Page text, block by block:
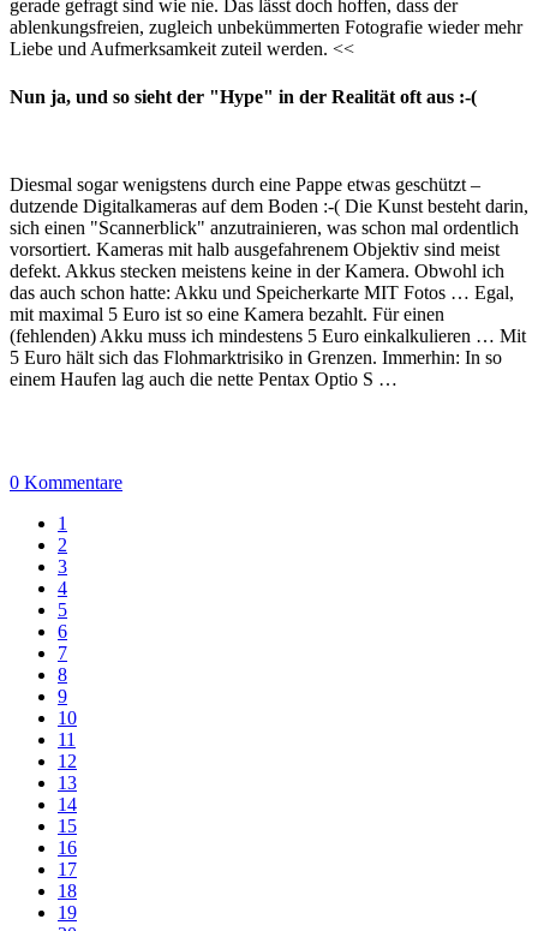
gerade gefragt sind wie nie. Das lässt doch hoffen, dass der
ablenkungsfreien, zugleich unbekümmerten Fotografie wieder mehr
Liebe und Aufmerksamkeit zuteil werden. <<
Nun ja, und so sieht der "Hype" in der Realität oft aus :-(
Diesmal sogar wenigstens durch eine Pappe etwas geschützt –
dutzende Digitalkameras auf dem Boden :-( Die Kunst besteht darin,
sich einen "Scannerblick" anzutrainieren, was schon mal ordentlich
vorsortiert. Kameras mit halb ausgefahrenem Objektiv sind meist
defekt. Akkus stecken meistens keine in der Kamera. Obwohl ich
das auch schon hatte: Akku und Speicherkarte MIT Fotos … Egal,
mit maximal 5 Euro ist so eine Kamera bezahlt. Für einen
(fehlenden) Akku muss ich mindestens 5 Euro einkalkulieren … Mit
5 Euro hält sich das Flohmarktrisiko in Grenzen. Immerhin: In so
einem Haufen lag auch die nette Pentax Optio S …
0 Kommentare
1
2
3
4
5
6
7
8
9
10
11
12
13
14
15
16
17
18
19